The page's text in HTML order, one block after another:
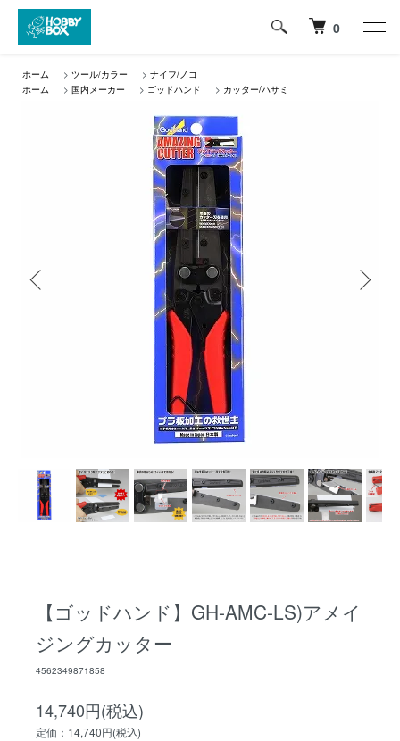
0
ホーム > ツール/カラー > ナイフ/ノコ
ホーム
> 国内メーカー > ゴッドハンド > カッター/ハサミ
【ゴッドハンド】GH-AMC-LS)アメイ
ジングカッター
4562349871858
14,740円(税込)
定価：14,740円(税込)